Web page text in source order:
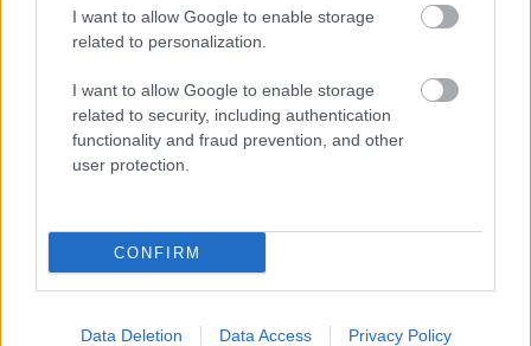
I want to allow Google to enable storage
related to personalization.
I want to allow Google to enable storage
related to security, including authentication
functionality and fraud prevention, and other
user protection.
CONFIRM
Data Deletion Data Access Privacy Policy
Megkezdték az elhalasztott egészségügyi ellátásokat.